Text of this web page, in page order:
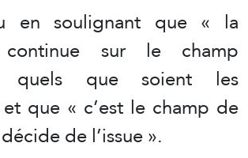
en soulignant que « la
continue sur le champ
quels que soient les
que « c’est le champ de
de l’issue ».